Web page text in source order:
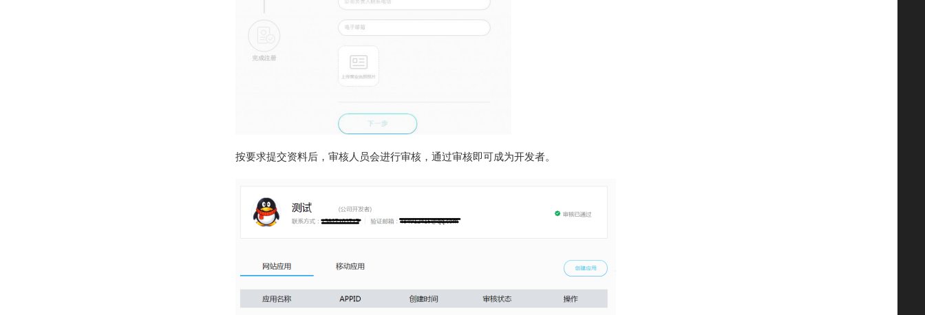
按要求提交资料后，审核人员会进行审核，通过审核即可成为开发者。